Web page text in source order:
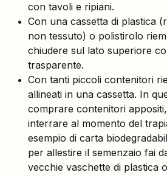
con tavoli e ripiani.
Con una cassetta di plastica
non tessuto) o polistirolo
chiudere sul lato superiore
trasparente.
Con tanti piccoli contenitori
allineati in una cassetta. In
comprare contenitori
interrare al momento del
esempio di carta
per allestire il semenzaio fai
vecchie vaschette di plastica